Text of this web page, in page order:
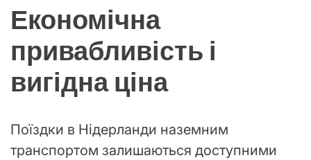
Економічна
привабливість і
вигідна ціна
Поїздки в Нідерланди наземним
транспортом залишаються доступними